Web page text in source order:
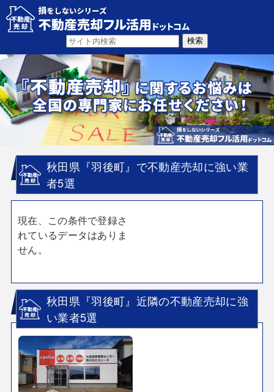
秋田県『羽後町』で不動産売却に強い業
者5選
現在、この条件で登録さ
れているデータはありま
せん。
秋田県『羽後町』近隣の不動産売却に強
い業者5選